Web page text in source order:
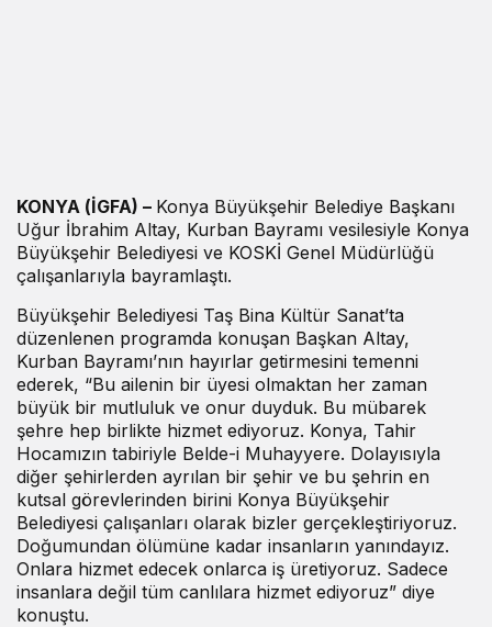
KONYA (İGFA) – Konya Büyükşehir Belediye Başkanı
Uğur İbrahim Altay, Kurban Bayramı vesilesiyle Konya
Büyükşehir Belediyesi ve KOSKİ Genel Müdürlüğü
çalışanlarıyla bayramlaştı.
Büyükşehir Belediyesi Taş Bina Kültür Sanat’ta
düzenlenen programda konuşan Başkan Altay,
Kurban Bayramı’nın hayırlar getirmesini temenni
ederek, “Bu ailenin bir üyesi olmaktan her zaman
büyük bir mutluluk ve onur duyduk. Bu mübarek
şehre hep birlikte hizmet ediyoruz. Konya, Tahir
Hocamızın tabiriyle Belde-i Muhayyere. Dolayısıyla
diğer şehirlerden ayrılan bir şehir ve bu şehrin en
kutsal görevlerinden birini Konya Büyükşehir
Belediyesi çalışanları olarak bizler gerçekleştiriyoruz.
Doğumundan ölümüne kadar insanların yanındayız.
Onlara hizmet edecek onlarca iş üretiyoruz. Sadece
insanlara değil tüm canlılara hizmet ediyoruz” diye
konuştu.